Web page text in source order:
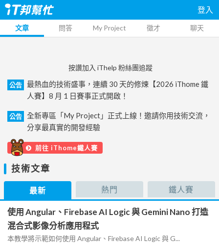
登入
文章 問答 My Project 徵才 聊天
按讚加入 iThelp 粉絲團追蹤
公告
最熱血的技術盛事，連續 30 天的修煉【2026 iThome 鐵
人賽】8 月 1 日賽事正式開啟！
公告
全新專區「My Project」正式上線！邀請你用技術交流，
分享最真實的開發經驗
前往 iThome鐵人賽
技術文章
最新 熱門 鐵人賽
使用 Angular、Firebase AI Logic 與 Gemini Nano 打造
混合式影像分析應用程式
本教學將示範如何使用 Angular、Firebase AI Logic 與 G...